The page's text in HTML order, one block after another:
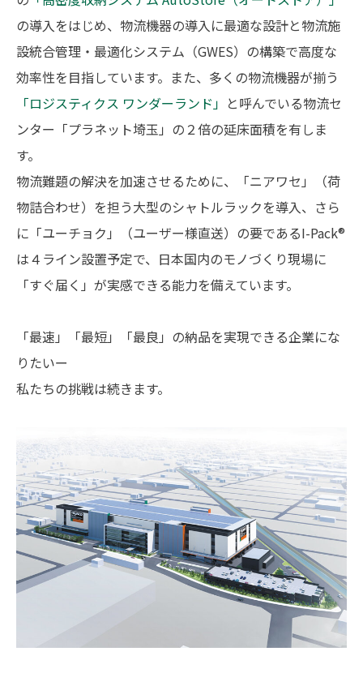
の導入をはじめ、物流機器の導入に最適な設計と物流施
設統合管理・最適化システム（GWES）の構築で高度な
効率性を目指しています。また、多くの物流機器が揃う
「ロジスティクス ワンダーランド」 と呼んでいる物流セ
ンター「プラネット埼玉」の２倍の延床面積を有しま
す。
物流難題の解決を加速させるために、「ニアワセ」（荷
物詰合わせ）を担う大型のシャトルラックを導入、さら
に「ユーチョク」（ユーザー様直送）の要であるI-Pack®︎
は４ライン設置予定で、日本国内のモノづくり現場に
「すぐ届く」が実感できる能力を備えています。
「最速」「最短」「最良」の納品を実現できる企業にな
りたいー
私たちの挑戦は続きます。